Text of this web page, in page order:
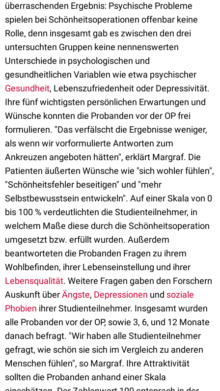
überraschenden Ergebnis: Psychische Probleme
spielen bei Schönheitsoperationen offenbar keine
Rolle, denn insgesamt gab es zwischen den drei
untersuchten Gruppen keine nennenswerten
Unterschiede in psychologischen und
gesundheitlichen Variablen wie etwa psychischer
Gesundheit, Lebenszufriedenheit oder Depressivität.
Ihre fünf wichtigsten persönlichen Erwartungen und
Wünsche konnten die Probanden vor der OP frei
formulieren. "Das verfälscht die Ergebnisse weniger,
als wenn wir vorformulierte Antworten zum
Ankreuzen angeboten hätten", erklärt Margraf. Die
Patienten äußerten Wünsche wie "sich wohler fühlen",
"Schönheitsfehler beseitigen" und "mehr
Selbstbewusstsein entwickeln". Auf einer Skala von 0
bis 100 % verdeutlichten die Studienteilnehmer, in
welchem Maße diese durch die Schönheitsoperation
umgesetzt bzw. erfüllt wurden. Außerdem
beantworteten die Probanden Fragen zu ihrem
Wohlbefinden, ihrer Lebenseinstellung und ihrer
Lebensqualität. Weitere Fragen gaben den Forschern
Auskunft überÄngste, Depressionen und soziale
Phobien ihrer Studienteilnehmer. Insgesamt wurden
alle Probanden vor der OP, sowie 3, 6, und 12 Monate
danach befragt. "Wir haben alle Studienteilnehmer
gefragt, wie schön sie sich im Vergleich zu anderen
Menschen fühlen", so Margraf. Ihre Attraktivität
sollten die Probanden anhand einer Skala